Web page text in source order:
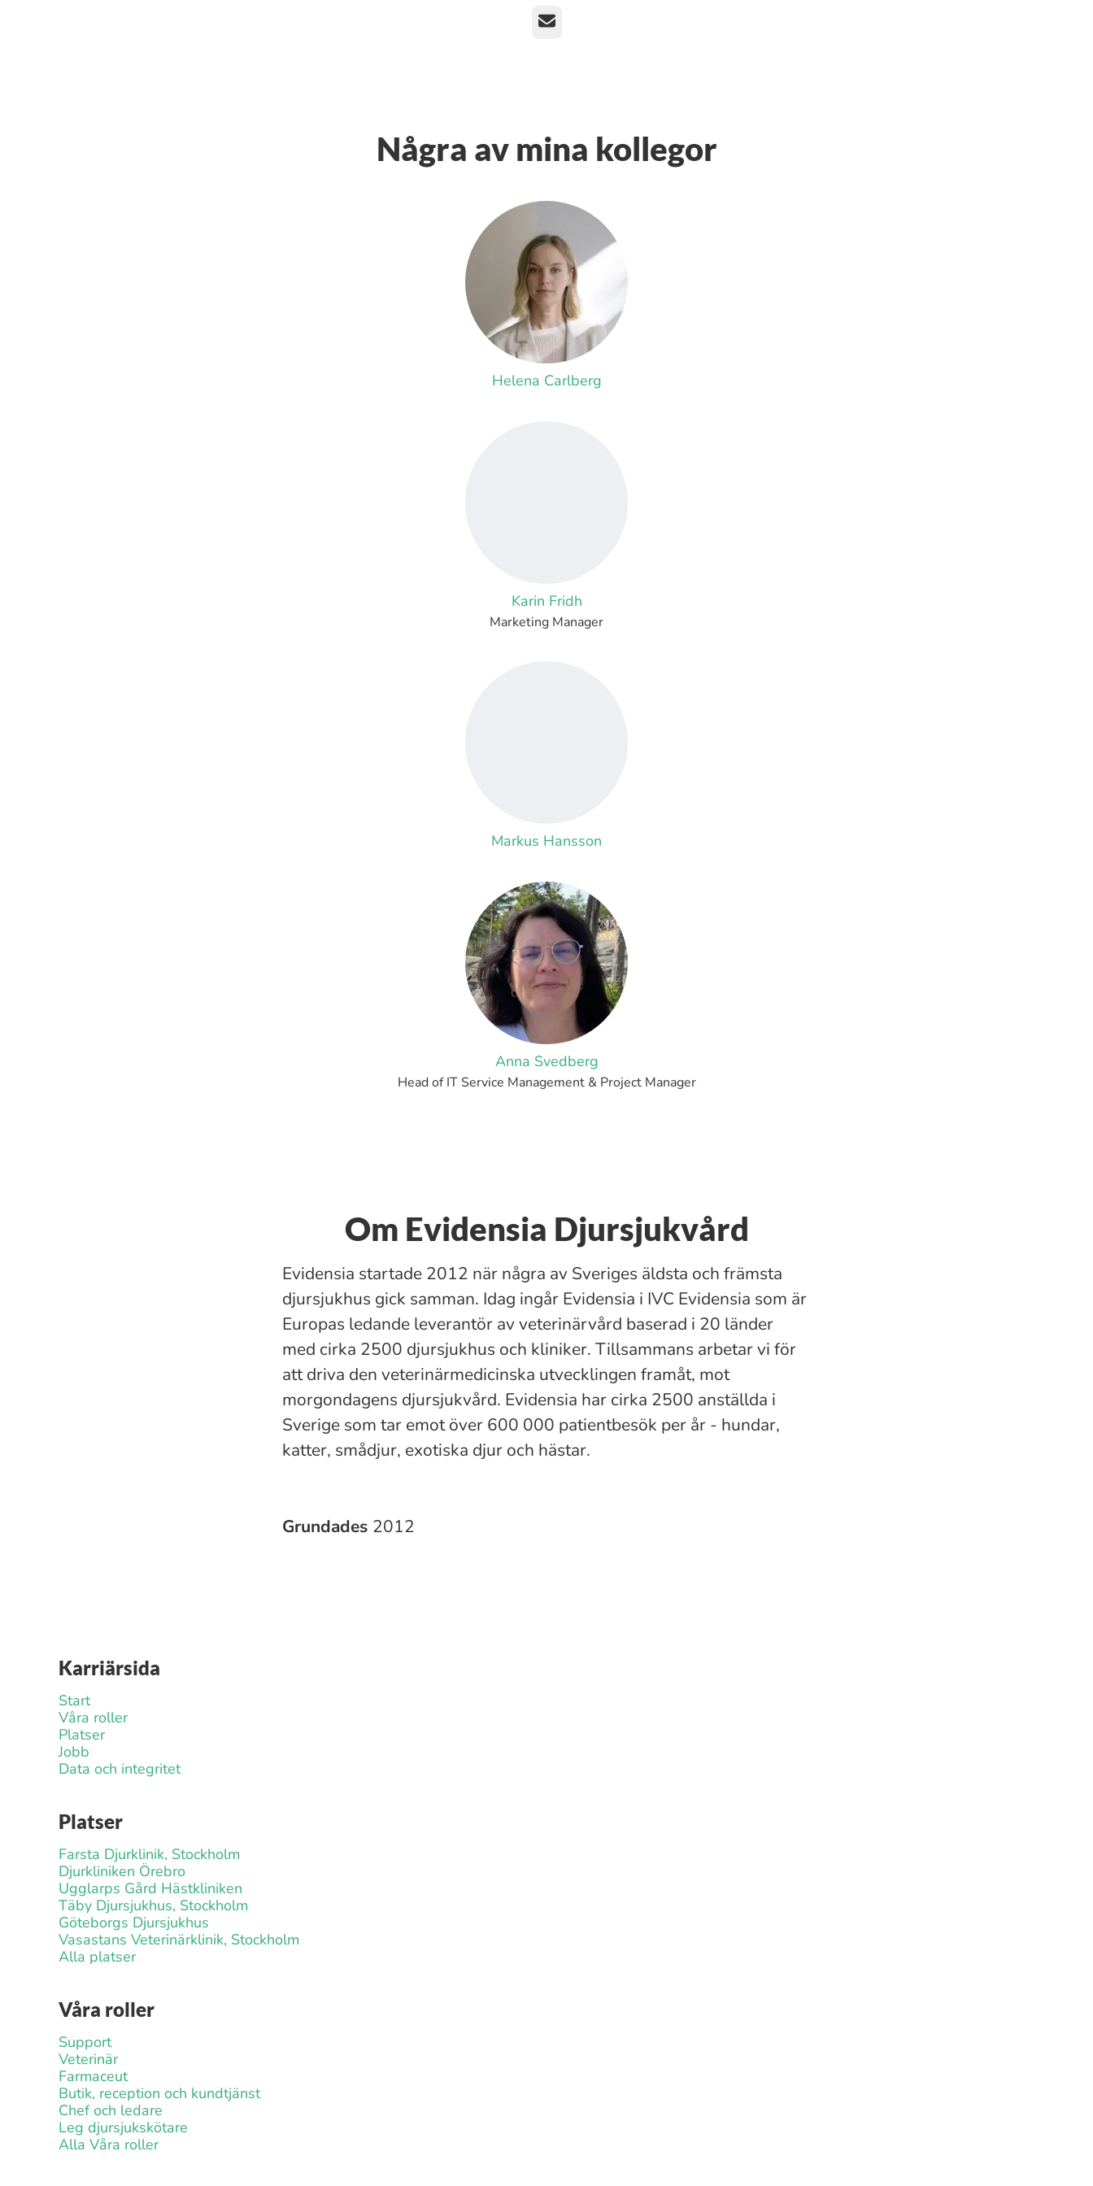
E-post
Några av mina kollegor
Helena Carlberg
Karin Fridh
Marketing Manager
Markus Hansson
Anna Svedberg
Head of IT Service Management & Project Manager
Om Evidensia Djursjukvård
Evidensia startade 2012 när några av Sveriges äldsta och främsta
djursjukhus gick samman. Idag ingår Evidensia i IVC Evidensia som är
Europas ledande leverantör av veterinärvård baserad i 20 länder
med cirka 2500 djursjukhus och kliniker. Tillsammans arbetar vi för
att driva den veterinärmedicinska utvecklingen framåt, mot
morgondagens djursjukvård. Evidensia har cirka 2500 anställda i
Sverige som tar emot över 600 000 patientbesök per år - hundar,
katter, smådjur, exotiska djur och hästar.
Grundades 2012
Karriärsida
Start
Våra roller
Platser
Jobb
Data och integritet
Platser
Farsta Djurklinik, Stockholm
Djurkliniken Örebro
Ugglarps Gård Hästkliniken
Täby Djursjukhus, Stockholm
Göteborgs Djursjukhus
Vasastans Veterinärklinik, Stockholm
Alla platser
Våra roller
Support
Veterinär
Farmaceut
Butik, reception och kundtjänst
Chef och ledare
Leg djursjukskötare
Alla Våra roller